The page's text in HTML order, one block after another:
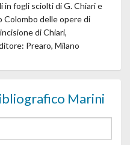
in fogli sciolti di G. Chiari e
Colombo delle opere di
di Chiari,
Prearo, Milano
Marini